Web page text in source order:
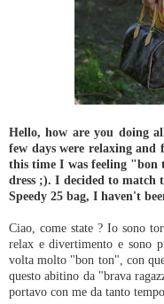
Hello, how are you doing
few days were relaxing
this time I was feeling "bon
dress ;). I decided to
Speedy 25 bag, I haven't
Ciao, come state ? Io sono
relax e divertimento e sono
volta molto "bon ton", con
questo abitino da "brava
portavo con me da tanto